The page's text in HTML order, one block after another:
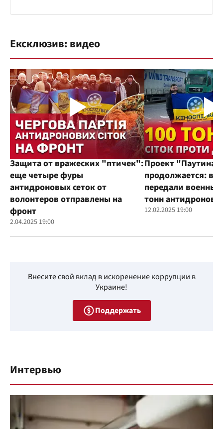
Ексклюзив: видео
Защита от вражеских "птичек":
еще четыре фуры
антидроновых сеток от
волонтеров отправлены на
фронт
2.04.2025 19:00
Проект "Паутина"
продолжается:
передали
тонн
12.02.2025 19:00
Внесите свой вклад в искоренение коррупции в
Украине!
Поддержать
Интервью